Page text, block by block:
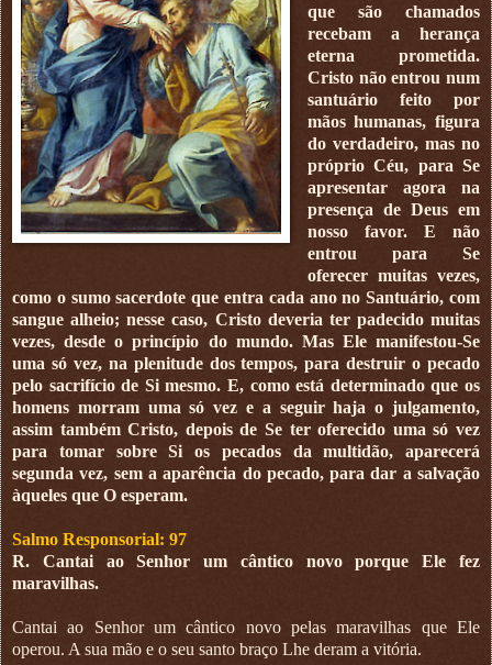
que são chamados
recebam a herança
eterna prometida.
Cristo não entrou num
santuário feito por
mãos humanas, figura
do verdadeiro, mas no
próprio Céu, para Se
apresentar agora na
presença de Deus em
nosso favor. E não
entrou para Se
oferecer muitas vezes,
como o sumo sacerdote que entra cada ano no Santuário, com
sangue alheio; nesse caso, Cristo deveria ter padecido muitas
vezes, desde o princípio do mundo. Mas Ele manifestou-Se
uma só vez, na plenitude dos tempos, para destruir o pecado
pelo sacrifício de Si mesmo. E, como está determinado que os
homens morram uma só vez e a seguir haja o julgamento,
assim também Cristo, depois de Se ter oferecido uma só vez
para tomar sobre Si os pecados da multidão, aparecerá
segunda vez, sem a aparência do pecado, para dar a salvação
àqueles que O esperam.
Salmo Responsorial: 97
R. Cantai ao Senhor um cântico novo porque Ele fez
maravilhas.
Cantai ao Senhor um cântico novo pelas maravilhas que Ele
operou. A sua mão e o seu santo braço Lhe deram a vitória.